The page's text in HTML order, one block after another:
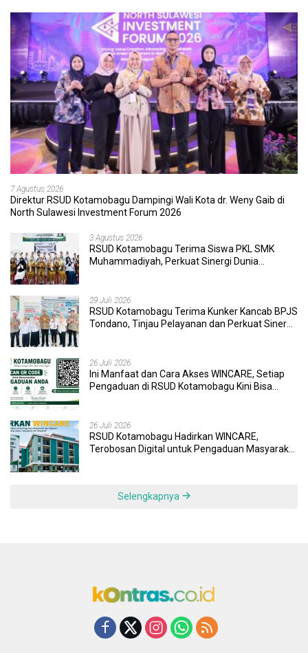
7 Agustus 2026
Direktur RSUD Kotamobagu Dampingi Wali Kota dr. Weny Gaib di
North Sulawesi Investment Forum 2026
3 Agustus 2026
RSUD Kotamobagu Terima Siswa PKL SMK
Muhammadiyah, Perkuat Sinergi Dunia
29 Juli 2026
RSUD Kotamobagu Terima Kunker Kancab BPJS
Tondano, Tinjau Pelayanan dan Perkuat Sinergi
26 Juli 2026
Ini Manfaat dan Cara Akses WINCARE, Setiap
Pengaduan di RSUD Kotamobagu Kini Bisa
26 Juli 2026
RSUD Kotamobagu Hadirkan WINCARE,
Terobosan Digital untuk Pengaduan Masyarakat
Selengkapnya